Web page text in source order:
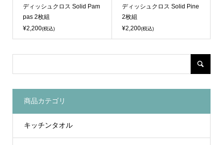
ディッシュクロス Solid Pam
pas 2枚組
¥2,200(税込)
ディッシュクロス Solid Pine
2枚組
¥2,200(税込)
商品カテゴリ
キッチンタオル